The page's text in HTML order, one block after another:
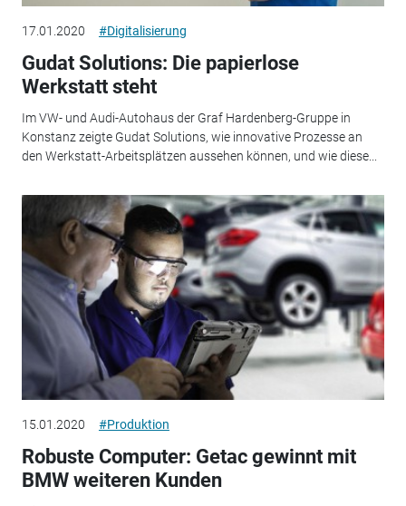
17.01.2020 #Digitalisierung
Gudat Solutions: Die papierlose
Werkstatt steht
Im VW- und Audi-Autohaus der Graf Hardenberg-Gruppe in
Konstanz zeigte Gudat Solutions, wie innovative Prozesse an
den Werkstatt-Arbeitsplätzen aussehen können, und wie diese...
15.01.2020 #Produktion
Robuste Computer: Getac gewinnt mit
BMW weiteren Kunden